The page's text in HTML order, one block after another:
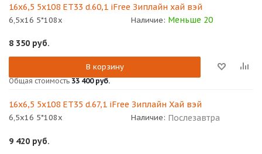
16x6,5 5x108 ET33 d.60,1 iFree Зиплайн хай вэй
6,5x16 5*108x Наличие: Меньше 20
8 350 руб.
В корзину
Общая стоимость 33 400 руб.
16x6,5 5x108 ET35 d.67,1 iFree Зиплайн Хай вэй
6,5x16 5*108x Наличие: Послезавтра
9 420 руб.